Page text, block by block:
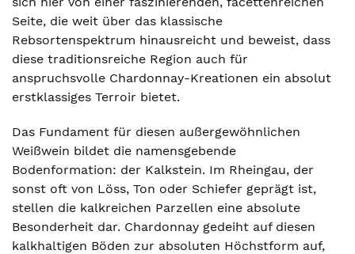
Seite, die weit über das klassische
Rebsortenspektrum hinausreicht und beweist, dass
diese traditionsreiche Region auch für
anspruchsvolle Chardonnay-Kreationen ein absolut
erstklassiges Terroir bietet.
Das Fundament für diesen außergewöhnlichen
Weißwein bildet die namensgebende
Bodenformation: der Kalkstein. Im Rheingau, der
sonst oft von Löss, Ton oder Schiefer geprägt ist,
stellen die kalkreichen Parzellen eine absolute
Besonderheit dar. Chardonnay gedeiht auf diesen
kalkhaltigen Böden zur absoluten Höchstform auf,